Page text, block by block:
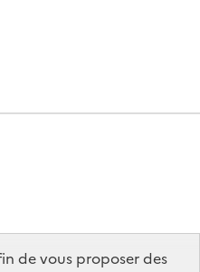
de vous proposer des